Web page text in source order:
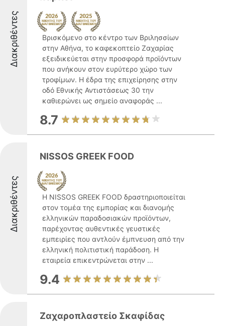
Διακριθέντες
Βρισκόμενο στο κέντρο των Βριλησσίων
στην Αθήνα, το καφεκοπτείο Ζαχαρίας
εξειδικεύεται στην προσφορά προϊόντων
που ανήκουν στον ευρύτερο χώρο των
τροφίμων. Η έδρα της επιχείρησης στην
οδό Εθνικής Αντιστάσεως 30 την
καθιερώνει ως σημείο αναφοράς ...
8.7
Διακριθέντες
NISSOS GREEK FOOD
Η NISSOS GREEK FOOD δραστηριοποιείται
στον τομέα της εμπορίας και διανομής
ελληνικών παραδοσιακών προϊόντων,
παρέχοντας αυθεντικές γευστικές
εμπειρίες που αντλούν έμπνευση από την
ελληνική πολιτιστική παράδοση. Η
εταιρεία επικεντρώνεται στην ...
9.4
Ζαχαροπλαστείο Σκαφίδας